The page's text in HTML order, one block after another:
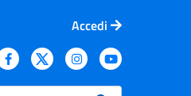
Accedi